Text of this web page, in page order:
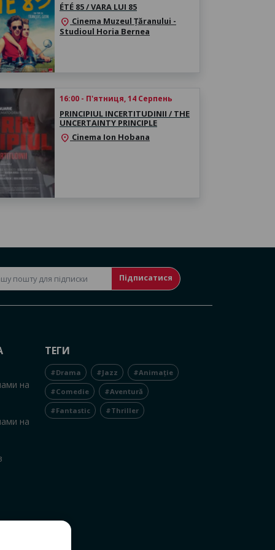
ÉTÉ 85 / VARA LUI 85
location_on Cinema Muzeul Țăranului -
Studioul Horia Bernea
16:00 - П'ятниця, 14 Серпень
PRINCIPIUL INCERTITUDINII / THE
UNCERTAINTY PRINCIPLE
location_on Cinema Ion Hobana
Підписатися
на
на
ТЕГИ
#Drama #Jazz #Animație
#Comedie #Aventură
#Fantastic #Thriller